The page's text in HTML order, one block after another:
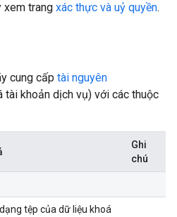
xem trang xác thực và uỷ quyền.
cung cấp tài nguyên
tài khoản dịch vụ) với các thuộc
Ghi
chú
tệp của dữ liệu khoá